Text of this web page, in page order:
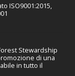
ISO9001:2015,
Stewardship
di una
in tutto il